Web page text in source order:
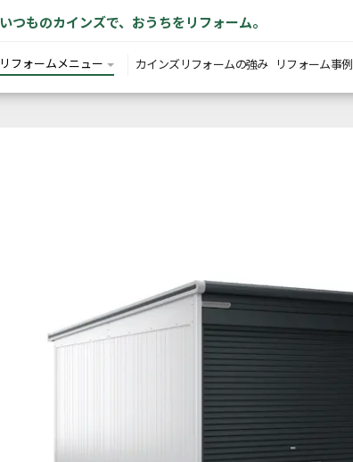
いつものカインズで、おうちをリフォーム。
リフォームメニュー カインズリフォームの強み リフォーム事例